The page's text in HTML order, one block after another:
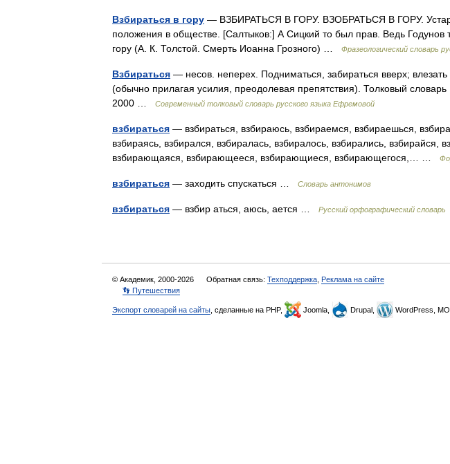
Взбираться в гору — ВЗБИРАТЬСЯ В ГОРУ. ВЗОБРАТЬСЯ В ГОРУ. Устар.
положения в обществе. [Салтыков:] А Сицкий то был прав. Ведь Годунов
гору (А. К. Толстой. Смерть Иоанна Грозного) …
Фразеологический словарь
Взбираться — несов. неперех. Подниматься, забираться вверх;
(обычно прилагая усилия, преодолевая препятствия). Толковый
2000 …
Современный толковый словарь русского языка Ефремовой
взбираться — взбираться, взбираюсь, взбираемся, взбираешься,
взбираясь, взбирался, взбиралась, взбиралось, взбирались, взбирайся,
взбирающаяся, взбирающееся, взбирающиеся, взбирающегося,… …
взбираться — заходить спускаться … Словарь антонимов
взбираться — взбир аться, аюсь, ается … Русский орфографический словарь
© Академик, 2000-2026 Обратная связь: Техподдержка Реклама на сайте
👣 Путешествия
Экспорт словарей на сайты , сделанные на PHP, Joomla, Drupal, WordPress,